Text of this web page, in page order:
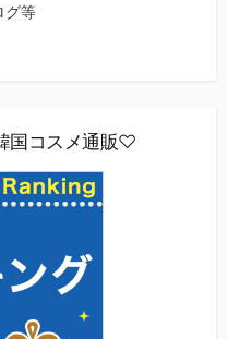
グ等
国コスメ通販♡